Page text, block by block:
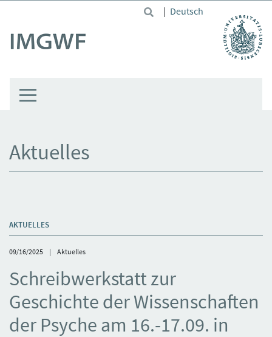
| Deutsch
Aktuelles
AKTUELLES
09/16/2025 Aktuelles
Schreibwerkstatt zur
Geschichte der Wissenschaften
der Psyche am 16.-17.09. in